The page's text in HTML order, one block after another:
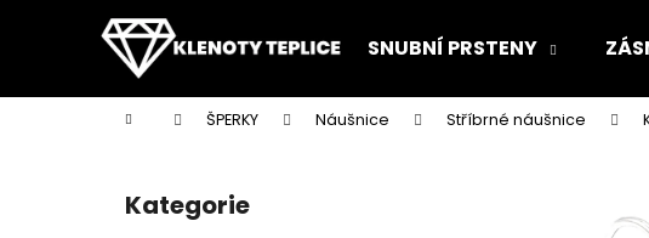
SNUBNÍ PRSTENY
Domů ŠPERKY Náušnice Stříbrné náušnice
Přeskočit
kategorie
Kategorie
í
Zpět
do
Zpět
do
Co